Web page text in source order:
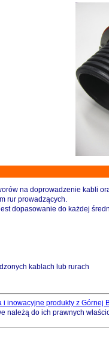
na doprowadzenie kabli
rur prowadzących.
dopasowanie do każdej
kablach lub rurach
i inowacyjne produkty z Górnej
należą do ich prawnych